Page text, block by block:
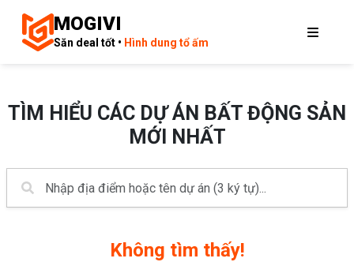
MOGIVI
Săn deal tốt • Hình dung tổ ấm
TÌM HIỂU CÁC DỰ ÁN BẤT ĐỘNG SẢN
MỚI NHẤT
Không tìm thấy!